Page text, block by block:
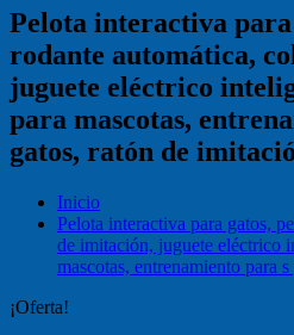
Pelota interactiva
rodante automática,
juguete eléctrico
para mascotas,
gatos, ratón de
Inicio
Pelota interactiva para gatos,
de imitación, juguete eléctrico
mascotas, entrenamiento para
¡Oferta!